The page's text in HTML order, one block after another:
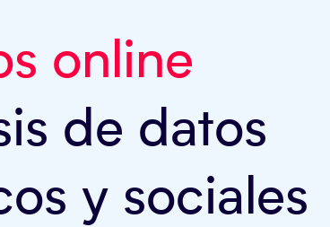
online
de datos
y sociales